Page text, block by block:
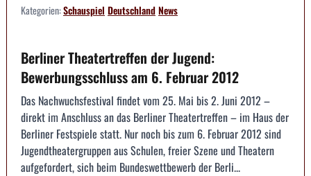
Kategorien:Schauspiel DeutschlandNews
Berliner Theatertreffen der Jugend:
Bewerbungsschluss am 6. Februar 2012
Das Nachwuchsfestival findet vom 25. Mai bis 2. Juni 2012 –
direkt im Anschluss an das Berliner Theatertreffen – im Haus der
Berliner Festspiele statt. Nur noch bis zum 6. Februar 2012 sind
Jugendtheatergruppen aus Schulen, freier Szene und Theatern
aufgefordert, sich beim Bundeswettbewerb der Berli...